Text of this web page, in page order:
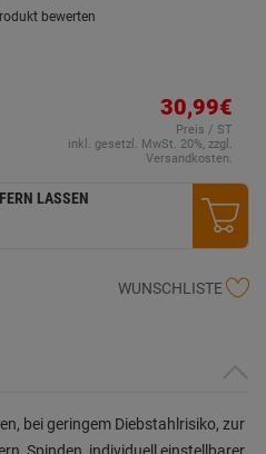
bewerten
30,99€
Preis / ST
inkl. gesetzl. MwSt. 20%, zzgl.
Versandkosten.
LASSEN
WUNSCHLISTE
bei geringem Diebstahlrisiko, zur
Spinden, individuell einstellbarer